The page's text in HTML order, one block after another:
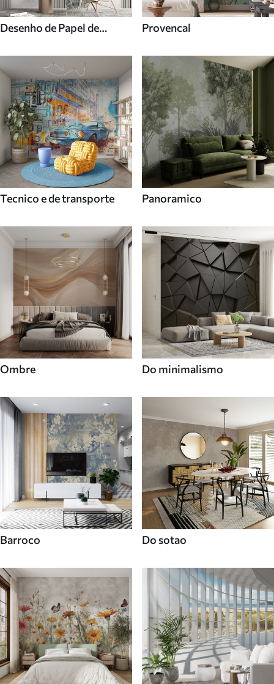
Desenho de Papel de
Provencal
Tecnico e de transporte Panoramico
Ombre Do minimalismo
Barroco Do sotao